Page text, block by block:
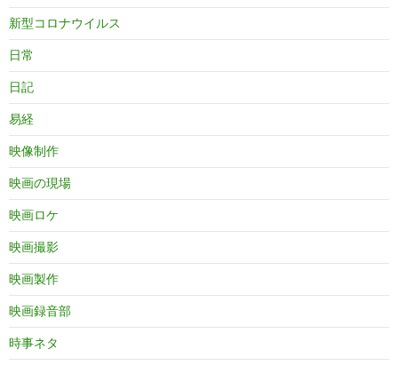
新型コロナウイルス
日常
日記
易経
映像制作
映画の現場
映画ロケ
映画撮影
映画製作
映画録音部
時事ネタ